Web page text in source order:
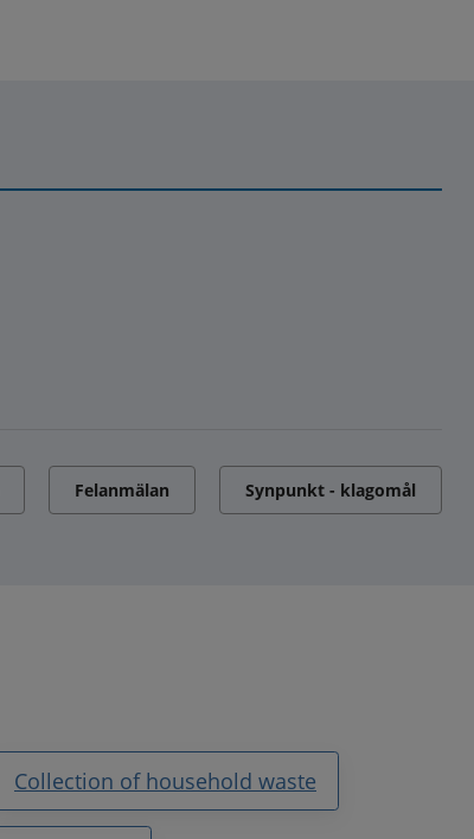
Felanmälan Synpunkt - klagomål
Collection of household waste